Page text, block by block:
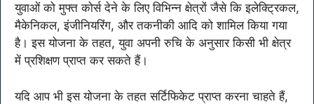
युवाओं को मुफ्त कोर्स देने के लिए विभिन्न क्षेत्रों जैसे कि इलेक्ट्रिकल,
मैकेनिकल, इंजीनियरिंग, और तकनीकी आदि को शामिल किया गया
है। इस योजना के तहत, युवा अपनी रुचि के अनुसार किसी भी क्षेत्र
में प्रशिक्षण प्राप्त कर सकते हैं।
यदि आप भी इस योजना के तहत सर्टिफिकेट प्राप्त करना चाहते हैं,